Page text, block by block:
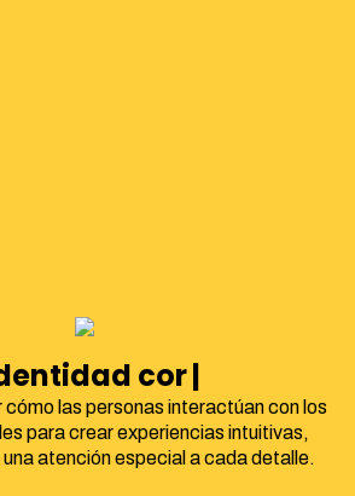
corporativa
las personas interactúan con los
para crear experiencias intuitivas,
atención especial a cada detalle.